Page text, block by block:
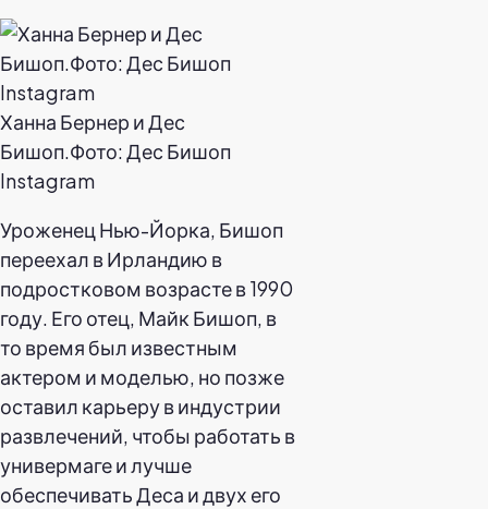
Ханна Бернер и Дес
Бишоп.Фото: Дес Бишоп
Instagram
Уроженец Нью-Йорка, Бишоп
переехал в Ирландию в
подростковом возрасте в 1990
году. Его отец, Майк Бишоп, в
то время был известным
актером и моделью, но позже
оставил карьеру в индустрии
развлечений, чтобы работать в
универмаге и лучше
обеспечивать Деса и двух его